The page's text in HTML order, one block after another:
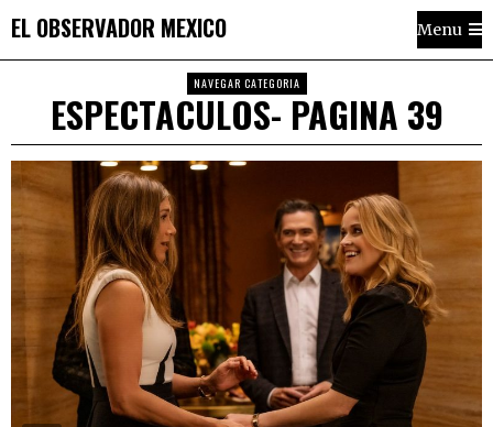
EL OBSERVADOR MEXICO Menu
NAVEGAR CATEGORIA
ESPECTACULOS- PAGINA 39